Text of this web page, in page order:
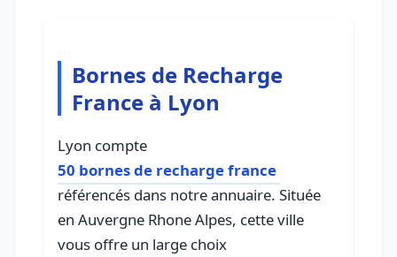
Bornes de Recharge
France à Lyon
Lyon compte
50 bornes de recharge france
référencés dans notre annuaire. Située
en Auvergne Rhone Alpes, cette ville
vous offre un large choix